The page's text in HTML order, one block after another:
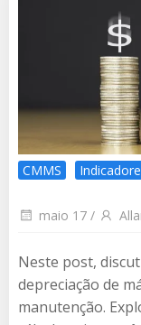
CMMS
maio 17 /
Neste post,
depreciação de
manutenção.